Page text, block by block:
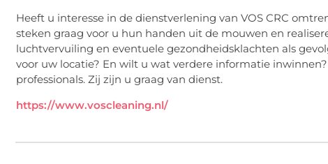
Heeft u interesse in de dienstverlening van VOS CRC
steken graag voor u hun handen uit de mouwen en
luchtvervuiling en eventuele gezondheidsklachten als
voor uw locatie? En wilt u wat verdere informatie
professionals. Zij zijn u graag van dienst.
https://www.voscleaning.nl/